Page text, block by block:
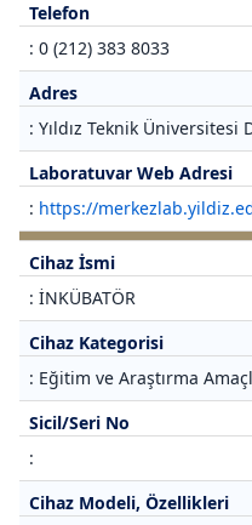
Telefon
: 0 (212) 383 8033
Adres
: Yıldız Teknik
Laboratuvar Web Adresi
: https://
Cihaz İsmi
: İNKÜBATÖR
Cihaz Kategorisi
: Eğitim ve Araştırma
Sicil/Seri No
:
Cihaz Modeli, Özellikleri